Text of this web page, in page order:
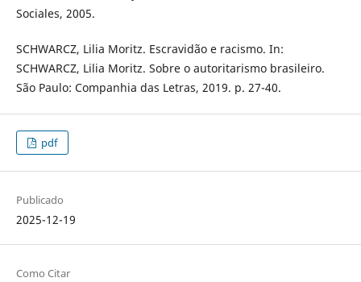
Sociales, 2005.
SCHWARCZ, Lilia Moritz. Escravidão e racismo. In:
SCHWARCZ, Lilia Moritz. Sobre o autoritarismo brasileiro.
São Paulo: Companhia das Letras, 2019. p. 27-40.
pdf
Publicado
2025-12-19
Como Citar